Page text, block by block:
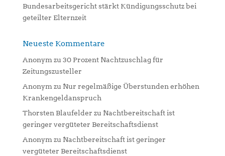
Bundesarbeitsgericht stärkt Kündigungsschutz bei
geteilter Elternzeit
Neueste Kommentare
Anonym zu 30 Prozent Nachtzuschlag für
Zeitungszusteller
Anonym zu Nur regelmäßige Überstunden erhöhen
Krankengeldanspruch
Thorsten Blaufelder zu Nachtbereitschaft ist
geringer vergüteter Bereitschaftsdienst
Anonym zu Nachtbereitschaft ist geringer
vergüteter Bereitschaftsdienst